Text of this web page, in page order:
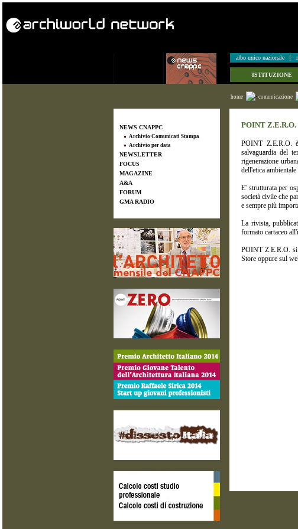
albo unico nazionale
ISTITUZIONE
home comunicazione
NEWS CNAPPC
Archivio Comunicati Stampa
Archivio per data
NEWSLETTER
FOCUS
MAGAZINE
A&A
FORUM
GMA RADIO
POINT Z.E.R.O.
POINT Z.E.R.O.
salvaguardia del
rigenerazione
dell'etica
E' strutturata per
società civile che
e sempre più
La rivista,
formato cartaceo
POINT Z.E.R.O. si
Store oppure sul